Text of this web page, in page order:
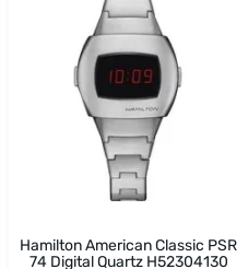
Hamilton American Classic PSR
74 Digital Quartz H52304130